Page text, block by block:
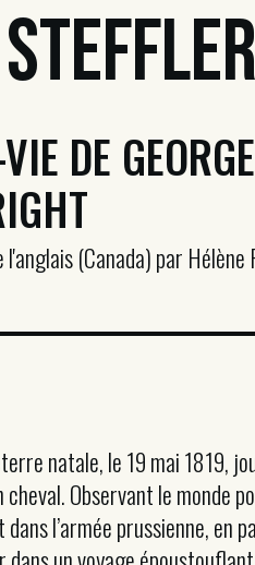
Steffler
DE GEORGE
(Canada) par Hélène
natale, le 19 mai 1819,
Observant le monde
l’armée prussienne, en